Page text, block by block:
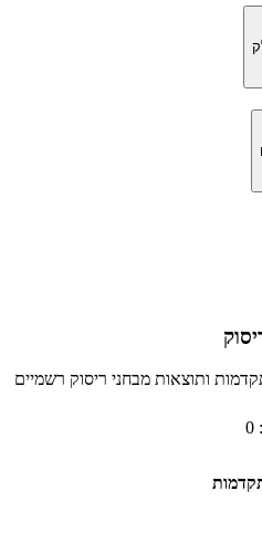
ותוצאות מבחני ריסוק רשמיים
0